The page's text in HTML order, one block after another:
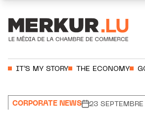
IT’S MY STORY THE ECONOMY
CORPORATE NEWS 23